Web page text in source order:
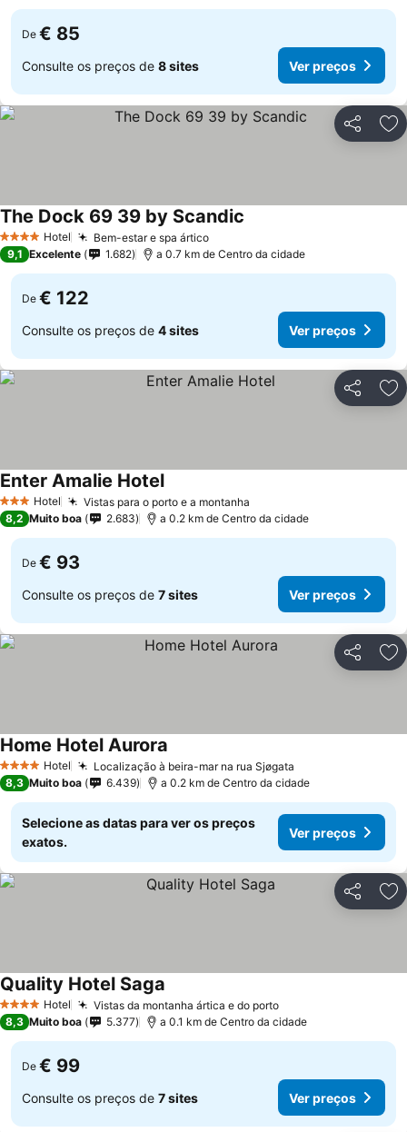
De € 85
Consulte os preços de 8 sites Ver preços
Partilhar
4 EstrelasHotel Bem-estar e spa ártico
The Dock 69 39 by Scandic
9,1 Excelente 1.682 a 0.7 km de Centro da cidade
De € 122
Consulte os preços de 4 sites Ver preços
Partilhar
3 EstrelasHotel Vistas para o porto e a montanha
Enter Amalie Hotel
8,2 Muito boa 2.683 a 0.2 km de Centro da cidade
De € 93
Consulte os preços de 7 sites Ver preços
Partilhar
4 EstrelasHotel Localização à beira-mar na rua Sjøgata
Home Hotel Aurora
8,3 Muito boa 6.439 a 0.2 km de Centro da cidade
Selecione as datas para ver os preços
exatos.
Ver preços
Partilhar
4 EstrelasHotel Vistas da montanha ártica e do porto
Quality Hotel Saga
8,3 Muito boa 5.377 a 0.1 km de Centro da cidade
De € 99
Consulte os preços de 7 sites Ver preços